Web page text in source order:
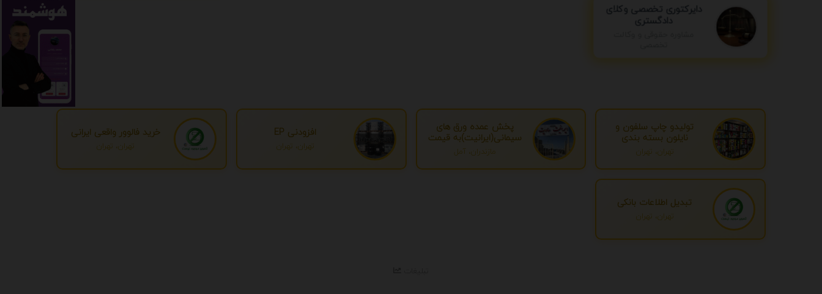
دایرکتوری تخصصی وکلای
دادگستری
تولیدو چاپ سلفون و
نایلون بسته بندی
تهران، تهران
پخش عمده ورق های
سیمانی(ایرانیت)به قیمت
درب کارخانه
مازندران، آمل
افزودنی EP
تهران، تهران
خرید فالوور واقعی ایرانی
تهران، تهران
تبدیل اطلاعات بانکی
تهران، تهران